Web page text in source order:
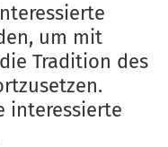
um mit
Tradition des
interessierte